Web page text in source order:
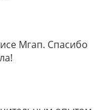
Мгап. Спасибо